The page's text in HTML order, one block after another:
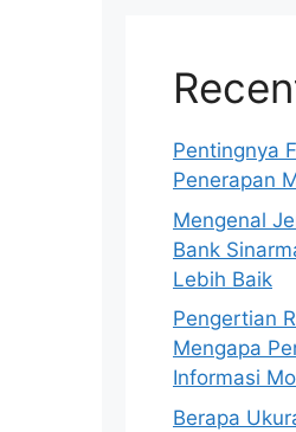
Pentingnya
Penerapan
Mengenal
Bank
Lebih Baik
Pengertian
Mengapa
Informasi
Berapa